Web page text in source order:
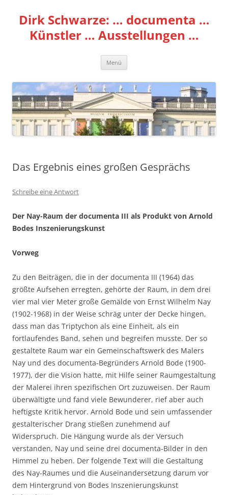
springen
Dirk Schwarze: … documenta …
Künstler … Ausstellungen …
Menü
Das Ergebnis eines großen Gesprächs
Schreibe eine Antwort
Der Nay-Raum der documenta III als Produkt von Arnold
Bodes Inszenierungskunst
Vorweg
Zu den Beiträgen, die in der documenta III (1964) das
größte Aufsehen erregten, gehörte der Raum, in dem drei
vier mal vier Meter große Gemälde von Ernst Wilhelm Nay
(1902-1968) in der Weise schräg unter der Decke hingen,
dass man das Triptychon als eine Einheit, als ein
fortlaufendes Band, sehen und begreifen musste. Der so
gestaltete Raum war ein Gemeinschaftswerk des Malers
Nay und des documenta-Begründers Arnold Bode (1900-
1977), der die Vision hatte, mit Hilfe seiner Raumgestaltung
der Malerei ihren spezifischen Ort zuzuweisen. Der Raum
überwältigte und fand viele Bewunderer, rief aber auch
heftigste Kritik hervor. Arnold Bode und sein umfassender
gestalterischer Drang stießen zunehmend auf
Widerspruch. Die Hängung wurde als der Versuch
verstanden, Nay und seine drei documenta-Bilder in den
Himmel zu heben. Der folgende Text will die Gestaltung
des Nay-Raumes und die Auseinandersetzung darum vor
dem Hintergrund von Bodes Inszenierungskunst